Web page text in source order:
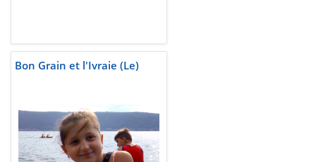
Bon Grain et l'Ivraie (Le)